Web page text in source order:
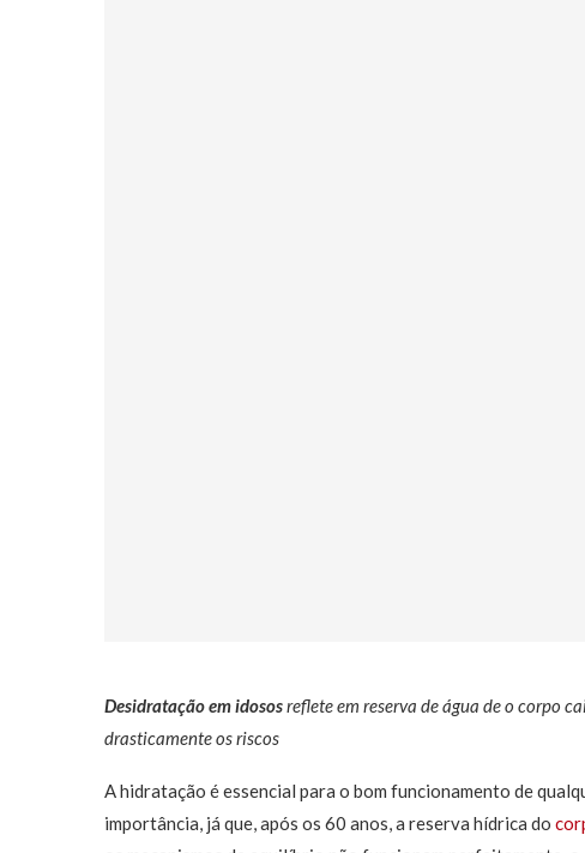
Desidratação em idososreflete em reserva de água de o corpo
drasticamente os riscos
A hidratação é essencial para o bom funcionamento de
importância, já que, após os 60 anos, a reserva hídrica do